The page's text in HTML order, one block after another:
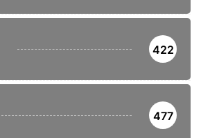
422
477